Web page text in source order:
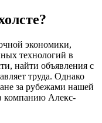
экономики,
технологий в
найти объявления с
труда. Однако
за рубежами нашей
компанию Алекс-